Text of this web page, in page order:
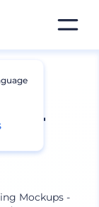
Mockups -